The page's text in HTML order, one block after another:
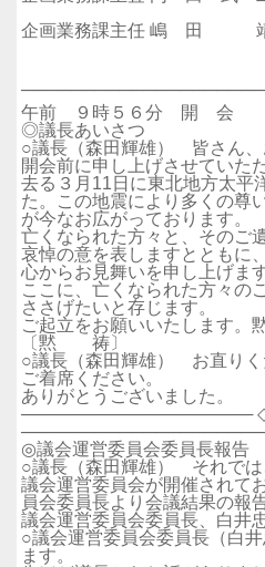
企画業務課主任 嶋 田
午前 ９時５６分 開 会
◎議長あいさつ
○議長（森田輝雄） 皆さん、
開会前に申し上げさせていた
去る３月11日に東北地方太平
た。この地震により多くの尊
が今なお広がっております。
亡くなられた方々と、そのご
哀悼の意を表しますとともに
心からお見舞いを申し上げます
ここに、亡くなられた方々の
ささげたいと存じます。
ご起立をお願いいたします。
〔黙 祷〕
○議長（森田輝雄） お直りく
ご着席ください。
ありがとうございました。
───────────────────
────────────────────
◎議会運営委員会委員長報告
○議長（森田輝雄） それでは
議会運営委員会が開催されて
員会委員長より会議結果の報
議会運営委員会委員長、白井
○議会運営委員会委員長（白
ます。